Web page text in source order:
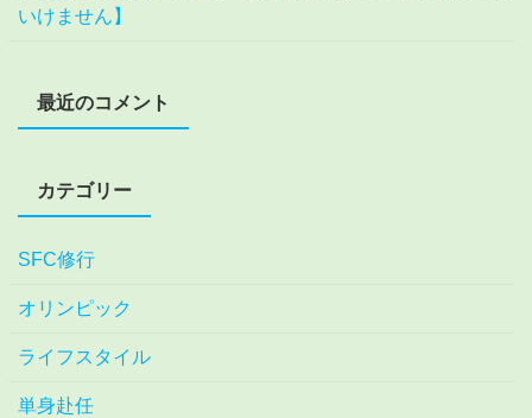
いけません】
最近のコメント
カテゴリー
SFC修行
オリンピック
ライフスタイル
単身赴任